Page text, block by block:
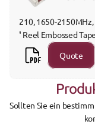
7" Reel Embossed Tape
Quote
Sollten Sie ein